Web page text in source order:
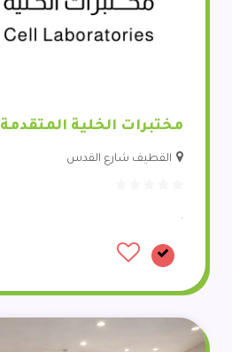
مختبرات الخلية المتقدمة
القطيف شارع القدس
.